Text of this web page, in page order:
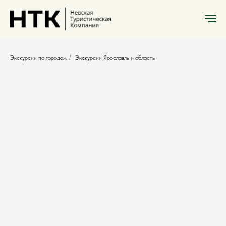
Экскурсии по городам / Экскурсии Ярославль и область